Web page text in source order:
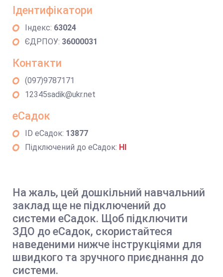
Ідентифікатори
Індекс: 63024
ЄДРПОУ: 36000031
Контакти
(097)9787171
12345sadik@ukr.net
еСадок
ID еСадок: 13877
Підключений до еСадок: НІ
На жаль, цей дошкільний навчальний
заклад ще не підключений до
системи еСадок. Щоб підключити
ЗДО до еСадок, скористайтеся
наведеними нижче інструкціями для
швидкого та зручного приєднання до
системи.